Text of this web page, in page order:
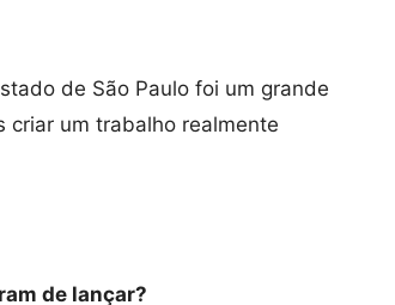
de São Paulo foi um grande
criar um trabalho realmente
de lançar?